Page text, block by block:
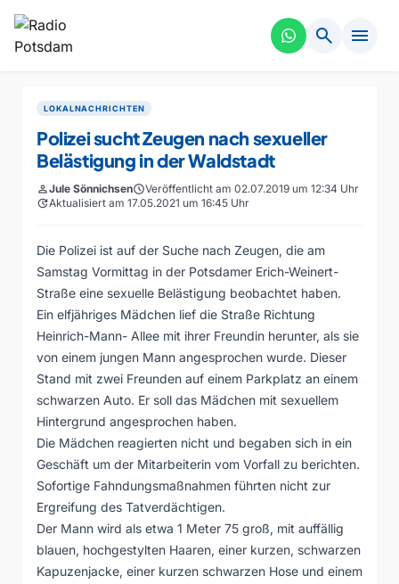
search menu
LOKALNACHRICHTEN
Polizei sucht Zeugen nach sexueller
Belästigung in der Waldstadt
personJule SönnichsenscheduleVeröffentlicht am 02.07.2019 um 12:34 Uhr
updateAktualisiert am 17.05.2021 um 16:45 Uhr
Die Polizei ist auf der Suche nach Zeugen, die am
Samstag Vormittag in der Potsdamer Erich-Weinert-
Straße eine sexuelle Belästigung beobachtet haben.
Ein elfjähriges Mädchen lief die Straße Richtung
Heinrich-Mann- Allee mit ihrer Freundin herunter, als sie
von einem jungen Mann angesprochen wurde. Dieser
Stand mit zwei Freunden auf einem Parkplatz an einem
schwarzen Auto. Er soll das Mädchen mit sexuellem
Hintergrund angesprochen haben.
Die Mädchen reagierten nicht und begaben sich in ein
Geschäft um der Mitarbeiterin vom Vorfall zu berichten.
Sofortige Fahndungsmaßnahmen führten nicht zur
Ergreifung des Tatverdächtigen.
Der Mann wird als etwa 1 Meter 75 groß, mit auffällig
blauen, hochgestylten Haaren, einer kurzen, schwarzen
Kapuzenjacke, einer kurzen schwarzen Hose und einem